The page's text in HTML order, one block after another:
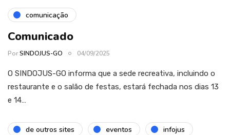
comunicação
Comunicado
PorSINDOJUS-GO 04/09/2025
O SINDOJUS-GO informa que a sede recreativa, incluindo o
restaurante e o salão de festas, estará fechada nos dias 13
e 14…
de outros sites eventos infojus